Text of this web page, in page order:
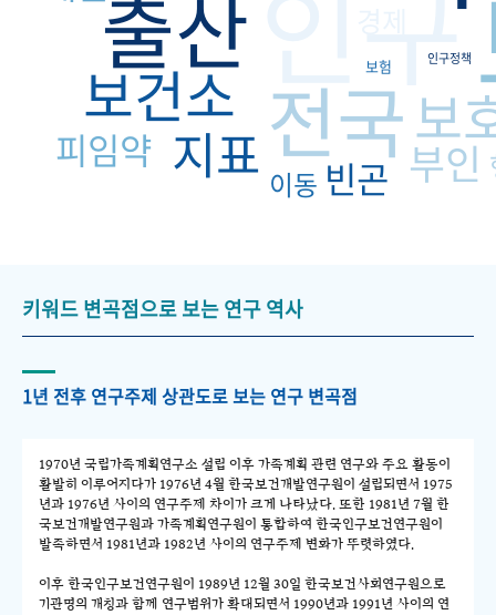
출산
전국
보건소 보
지표 부인
빈곤
피임약
이동
보험 인구정책
키워드 변곡점으로 보는 연구 역사
1년 전후 연구주제 상관도로 보는 연구 변곡점
1970년 국립가족계획연구소 설립 이후 가족계획 관련 연구와 주요 활동이
활발히 이루어지다가 1976년 4월 한국보건개발연구원이 설립되면서 1975
년과 1976년 사이의 연구주제 차이가 크게 나타났다. 또한 1981년 7월 한
국보건개발연구원과 가족계획연구원이 통합하여 한국인구보건연구원이
발족하면서 1981년과 1982년 사이의 연구주제 변화가 뚜렷하였다.
이후 한국인구보건연구원이 1989년 12월 30일 한국보건사회연구원으로
기관명의 개칭과 함께 연구범위가 확대되면서 1990년과 1991년 사이의 연